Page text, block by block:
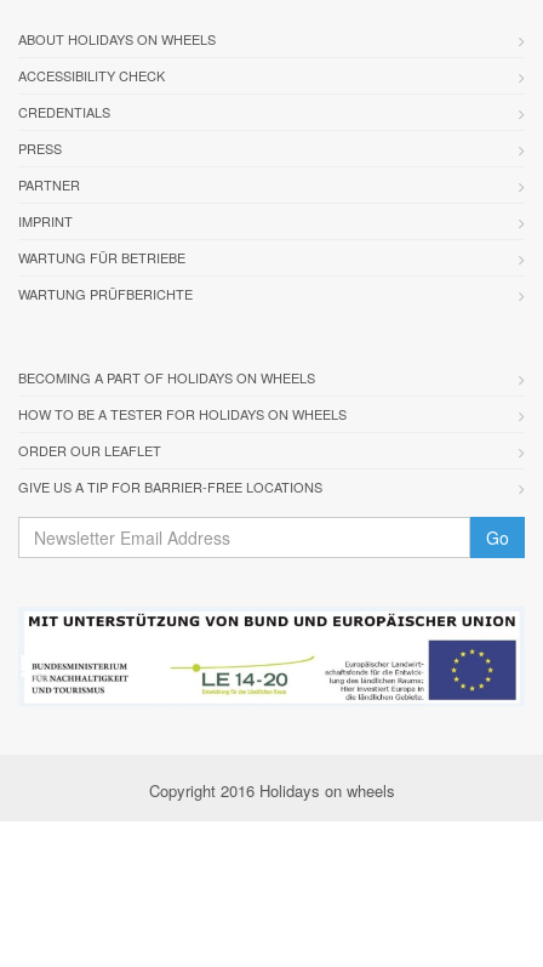
ABOUT HOLIDAYS ON WHEELS
ACCESSIBILITY CHECK
CREDENTIALS
PRESS
PARTNER
IMPRINT
WARTUNG FÜR BETRIEBE
WARTUNG PRÜFBERICHTE
BECOMING A PART OF HOLIDAYS ON WHEELS
HOW TO BE A TESTER FOR HOLIDAYS ON WHEELS
ORDER OUR LEAFLET
GIVE US A TIP FOR BARRIER-FREE LOCATIONS
Go
Copyright 2016 Holidays on wheels